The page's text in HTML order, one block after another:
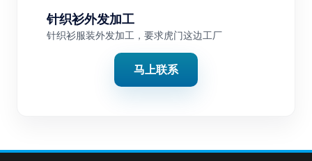
针织衫外发加工
针织衫服装外发加工，要求虎门这边工厂
马上联系